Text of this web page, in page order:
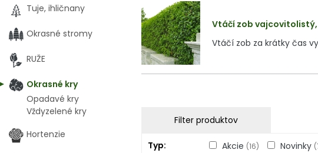
Vtáčí zob vajcovitolistý,
Vtáčí zob za krátky čas
Filter produktov
Typ Akcie (16) Novinky
Tuje, ihličnany
Okrasné stromy
RUŽE
Okrasné kry
Opadavé kry
Vždyzelené kry
Hortenzie